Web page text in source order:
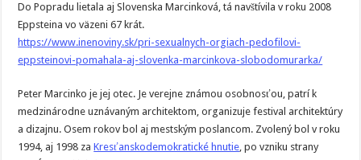
Do Popradu lietala aj Slovenska Marcinková, tá navštívila v roku 2008
Eppsteina vo väzeni 67 krát.
https://www.inenoviny.sk/pri-sexualnych-orgiach-pedofilovi-
eppsteinovi-pomahala-aj-slovenka-marcinkova-slobodomurarka/
Peter Marcinko je jej otec. Je verejne známou osobnosťou, patrí k
medzinárodne uznávaným architektom, organizuje festival architektúry
a dizajnu. Osem rokov bol aj mestským poslancom. Zvolený bol v roku
1994, aj 1998 zaKresťanskodemokratické hnutie , po vzniku strany